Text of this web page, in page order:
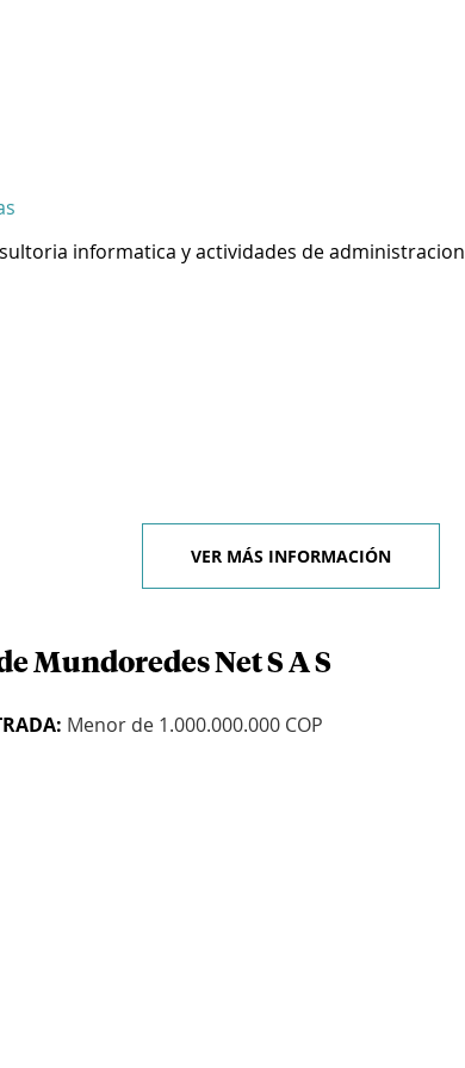
informatica y actividades de administracion
VER MÁS INFORMACIÓN
Mundoredes Net S A S
Menor de 1.000.000.000 COP